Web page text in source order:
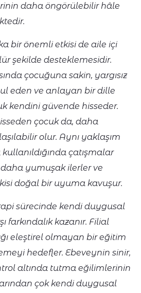
daha öngörülebilir hâle
bir önemli etkisi de aile içi
şekilde desteklemesidir.
çocuğuna sakin, yargısız
eden ve anlayan bir dille
kendini güvende hisseder.
çocuk da, daha
olur. Aynı yaklaşım
çatışmalar
yumuşak ilerler ve
doğal bir uyuma kavuşur.
sürecinde kendi duygusal
farkındalık kazanır. Filial
eleştirel olmayan bir eğitim
hedefler. Ebeveynin sinir,
altında tutma eğilimlerinin
çok kendi duygusal